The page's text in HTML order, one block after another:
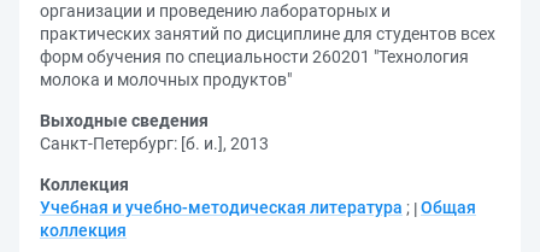
организации и проведению лабораторных и
практических занятий по дисциплине для студентов всех
форм обучения по специальности 260201 "Технология
молока и молочных продуктов"
Выходные сведения
Санкт-Петербург: [б. и.], 2013
Коллекция
Учебная и учебно-методическая литература ; Общая
коллекция